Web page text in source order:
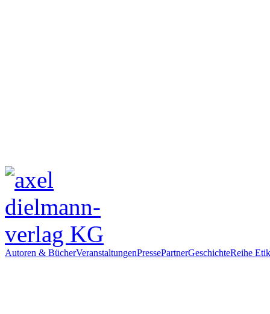
Autoren & BücherVeranstaltungenPressePartnerGeschichteReihe